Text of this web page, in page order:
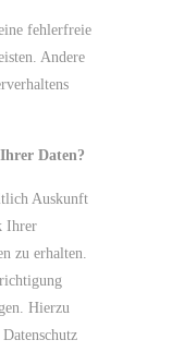
fehlerfreie
Andere
Daten?
Auskunft
Ihrer
zu erhalten.
Hierzu